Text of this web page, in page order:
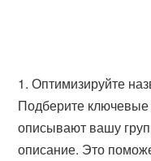
1. Оптимизируйте
Подберите
описывают вашу
описание. Это